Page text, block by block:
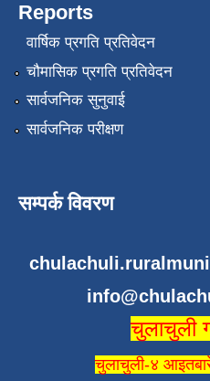
Reports
वार्षिक प्रगति प्रतिवेदन
चौमासिक प्रगति प्रतिवेदन
सार्वजनिक सुनुवाई
सार्वजनिक परीक्षण
सम्पर्क विवरण
चुलाचुली
चुलाचुली-४